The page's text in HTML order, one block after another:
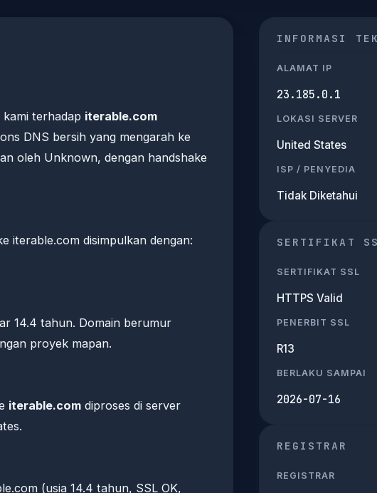
terhadap iterable.com
DNS bersih yang mengarah ke
oleh Unknown, dengan handshake
iterable.com disimpulkan dengan:
14.4 tahun. Domain berumur
proyek mapan.
iterable.com diproses di server
(usia 14.4 tahun, SSL OK,
INFORMASI
ALAMAT IP
23.185.0.1
LOKASI SERVER
United States
ISP / PENYEDIA
Tidak Diketahui
SERTIFIKAT
SERTIFIKAT SSL
HTTPS Valid
PENERBIT SSL
R13
BERLAKU SAMPAI
2026-07-16
REGISTRAR
REGISTRAR